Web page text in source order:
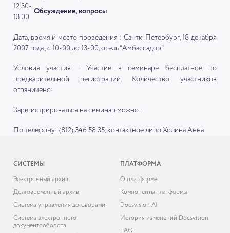
12.30-
13.00
Обсуждение, вопросы
Дата, время и место проведения : Сантк-Петербург, 18 декабря
2007 года , с 10-00 до 13-00, отель "Амбассадор"
Условия участия : Участие в семинаре бесплатное по
предварительной регистрации. Количество участников
ограничено.
Зарегистрироваться на семинар можно:
По телефону: (812) 346 58 35, контактное лицо Холина Анна
СИСТЕМЫ
Электронный архив
Долговременный архив
Система управления договорами
Система электронного
документооборота
ПЛАТФОРМА
О платформе
Компоненты платформы
Docsvision AI
История изменений Docsvision
FAQ